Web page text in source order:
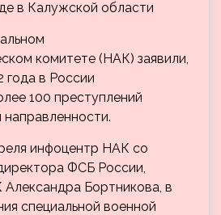
в Калужской области
комитете (НАК) заявили,
года в России
100 преступлений
инфоцентр НАК со
ФСБ России,
Бортникова, в
специальной военной